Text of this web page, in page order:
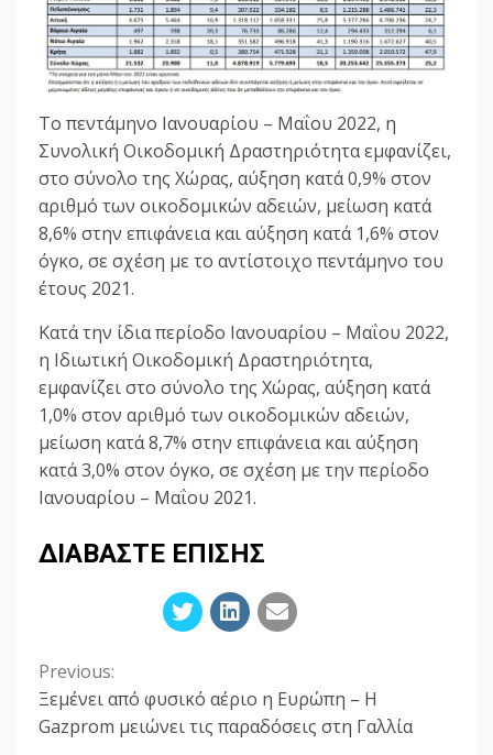
Το πεντάμηνο Ιανουαρίου – Μαΐου 2022, η
Συνολική Οικοδομική Δραστηριότητα εμφανίζει,
στο σύνολο της Χώρας, αύξηση κατά 0,9% στον
αριθμό των οικοδομικών αδειών, μείωση κατά
8,6% στην επιφάνεια και αύξηση κατά 1,6% στον
όγκο, σε σχέση με το αντίστοιχο πεντάμηνο του
έτους 2021.
Κατά την ίδια περίοδο Ιανουαρίου – Μαΐου 2022,
η Ιδιωτική Οικοδομική Δραστηριότητα,
εμφανίζει στο σύνολο της Χώρας, αύξηση κατά
1,0% στον αριθμό των οικοδομικών αδειών,
μείωση κατά 8,7% στην επιφάνεια και αύξηση
κατά 3,0% στον όγκο, σε σχέση με την περίοδο
Ιανουαρίου – Μαΐου 2021.
ΔΙΑΒΑΣΤΕ ΕΠΙΣΗΣ
Continue
Reading
Previous:
Ξεμένει από φυσικό αέριο η Ευρώπη – Η
Gazprom μειώνει τις παραδόσεις στη Γαλλία